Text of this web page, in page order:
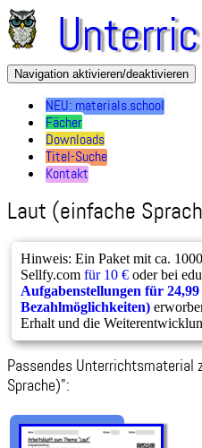
Direkt
zum
Inhalt
Navigation aktivieren/deaktivieren
Main
navigation
NEU: materials.school
Fächer
Downloads
Titel-Suche
Kontakt
Laut (einfache
Hinweis: Ein Paket mit ca.
Sellfy.com für 10 € oder bei
Aufgabenstellungen für
Bezahlmöglichkeiten)
Erhalt und die
Passendes Unterrichtsmaterial
Sprache)":